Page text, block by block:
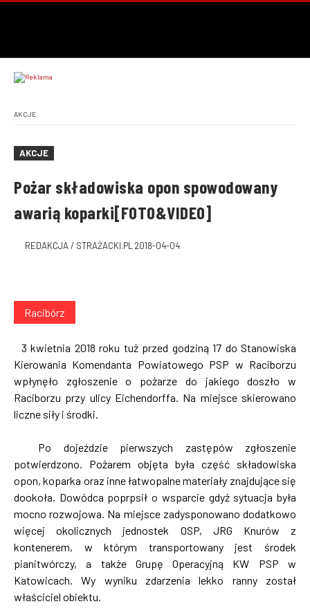
AKCJE
AKCJE
Pożar składowiska opon spowodowany
awarią koparki[FOTO&VIDEO]
REDAKCJA / STRAŻACKI.PL 2018-04-04
Racibórz
3 kwietnia 2018 roku tuż przed godziną 17 do Stanowiska
Kierowania Komendanta Powiatowego PSP w Raciborzu
wpłynęło zgłoszenie o pożarze do jakiego doszło w
Raciborzu przy ulicy Eichendorffa. Na miejsce skierowano
liczne siły i środki.
Po dojeździe pierwszych zastępów zgłoszenie
potwierdzono. Pożarem objęta była część składowiska
opon, koparka oraz inne łatwopalne materiały znajdujące się
dookoła. Dowódca poprpsił o wsparcie gdyż sytuacja była
mocno rozwojowa. Na miejsce zadysponowano dodatkowo
więcej okolicznych jednostek OSP, JRG Knurów z
kontenerem, w którym transportowany jest środek
pianitwórczy, a także Grupę Operacyjną KW PSP w
Katowicach. Wy wyniku zdarzenia lekko ranny został
właściciel obiektu.